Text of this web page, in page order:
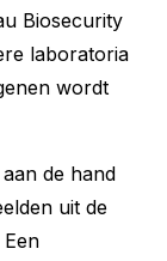
Biosecurity
laboratoria
wordt
de hand
uit de